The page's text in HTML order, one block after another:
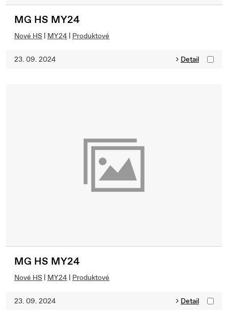
MG HS MY24
Nové HS | MY24 | Produktové
23. 09. 2024 Detail
MG HS MY24
Nové HS | MY24 | Produktové
23. 09. 2024 Detail